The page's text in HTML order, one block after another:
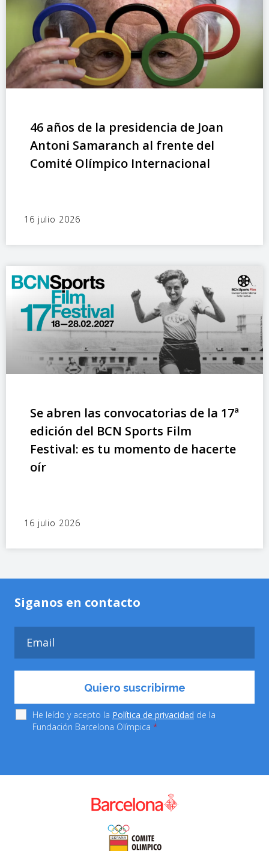
46 años de la presidencia de Joan
Antoni Samaranch al frente del
Comité Olímpico Internacional
16 julio 2026
Se abren las convocatorias de la 17ª
edición del BCN Sports Film
Festival: es tu momento de hacerte
oír
16 julio 2026
Siganos en contacto
He leído y acepto la Política de privacidad de la
Fundación Barcelona Olímpica *